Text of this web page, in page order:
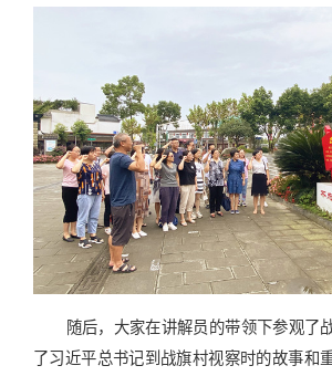
随后，大家在讲解员的带领下参观了
了习近平总书记到战旗村视察时的故事和